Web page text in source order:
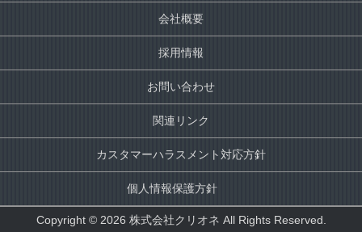
会社概要
採用情報
お問い合わせ
関連リンク
カスタマーハラスメント対応方針
個人情報保護方針
Copyright © 2026 株式会社クリオネ All Rights Reserved.